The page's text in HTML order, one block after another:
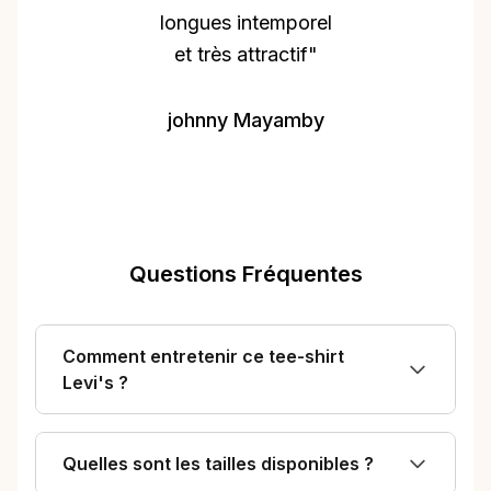
photo prendre sa
taille habituelle très
je le conseil
Client d'Amazon
Questions Fréquentes
Comment entretenir ce tee-shirt
Levi's ?
Quelles sont les tailles disponibles ?